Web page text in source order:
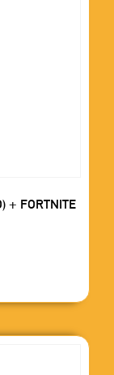
+ FORTNITE